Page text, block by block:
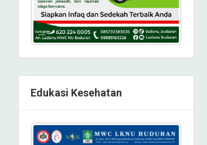
Edukasi Kesehatan